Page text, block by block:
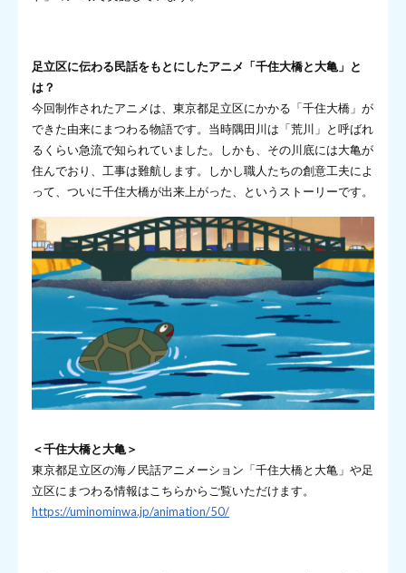
足立区に伝わる民話をもとにしたアニメ「千住大橋と大亀」と
は？
今回制作されたアニメは、東京都足立区にかかる「千住大橋」が
できた由来にまつわる物語です。当時隅田川は「荒川」と呼ばれ
るくらい急流で知られていました。しかも、その川底には大亀が
住んでおり、工事は難航します。しかし職人たちの創意工夫によ
って、ついに千住大橋が出来上がった、というストーリーです。
＜千住大橋と大亀＞
東京都足立区の海ノ民話アニメーション「千住大橋と大亀」や足
立区にまつわる情報はこちらからご覧いただけます。
https://uminominwa.jp/animation/50/